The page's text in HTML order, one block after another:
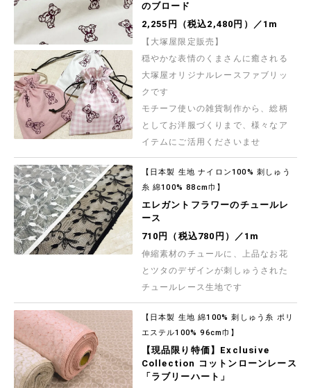
のブロード
2,255円（税込2,480円）／1m
【大塚屋限定販売】
穏やかな表情のくまさんに癒される
大塚屋オリジナルレースファブリッ
クです
モチーフ使いの雑貨制作から、総柄
としてお洋服づくりまで、様々なア
イテムにご活用くださいませ
【日本製 生地 ナイロン100% 刺しゅう
糸 綿100% 88cm巾】
エレガントフラワーのチュールレ
ース
710円（税込780円）／1m
伸縮素材のチュールに、上品なお花
とツタのデザインが刺しゅうされた
チュールレース生地です
【日本製 生地 綿100% 刺しゅう糸 ポリ
エステル100% 96cm巾】
【現品限り特価】Exclusive
Collection コットンローンレース
「ラブリーハート」